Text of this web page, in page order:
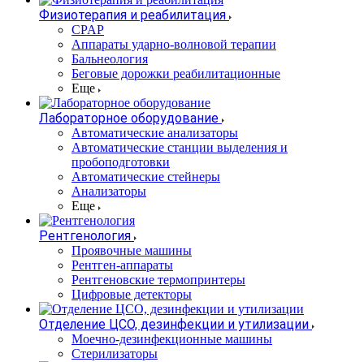
Физиотерапия и реабилитация
CPAP
Аппараты ударно-волновой терапии
Бальнеология
Беговые дорожки реабилитационные
Еще
Лабораторное оборудование
Автоматические анализаторы
Автоматические станции выделения и
пробоподготовки
Автоматические стейнеры
Анализаторы
Еще
Рентгенология
Проявочные машины
Рентген-аппараты
Рентгеновские термопринтеры
Цифровые детекторы
Отделение ЦСО, дезинфекции и утилизации
Моечно-дезинфекционные машины
Стерилизаторы